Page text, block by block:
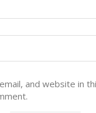
and website in